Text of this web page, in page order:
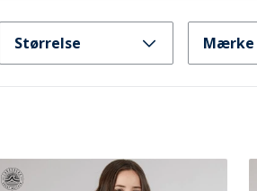
Størrelse Mærke